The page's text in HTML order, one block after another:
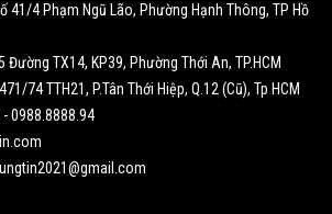
41/4 Phạm Ngũ Lão, Phường Hạnh Thông, TP Hồ
TX14, KP39, Phường Thới An, TP.HCM
74 TTH21, P.Tân Thới Hiệp, Q.12 (Cũ), Tp HCM
0988.8888.94